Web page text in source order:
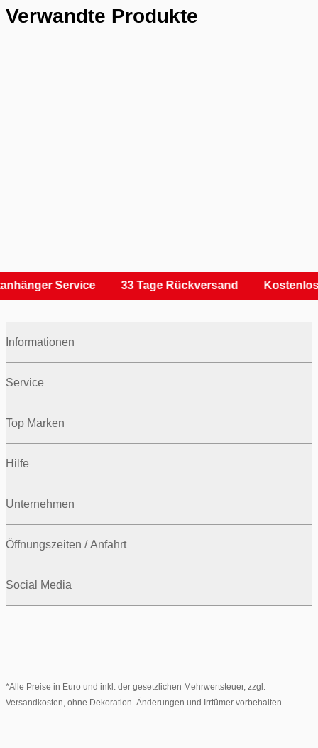
Verwandte Produkte
Service 33 Tage Rückversand
Informationen
Service
Top Marken
Hilfe
Unternehmen
Öffnungszeiten / Anfahrt
Social Media
*Alle Preise in Euro und inkl. der gesetzlichen Mehrwertsteuer, zzgl.
Versandkosten, ohne Dekoration. Änderungen und Irrtümer vorbehalten.